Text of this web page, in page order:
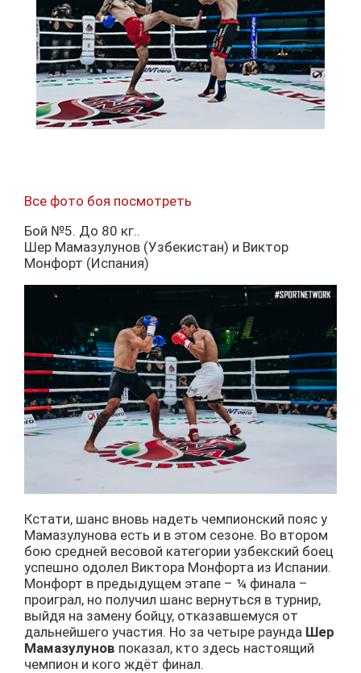
Все фото боя посмотреть
Бой №5. До 80 кг..
Шер Мамазулунов (Узбекистан) и Виктор
Монфорт (Испания)
Кстати, шанс вновь надеть чемпионский пояс у
Мамазулунова есть и в этом сезоне. Во втором
бою средней весовой категории узбекский боец
успешно одолел Виктора Монфорта из Испании.
Монфорт в предыдущем этапе – ¼ финала –
проиграл, но получил шанс вернуться в турнир,
выйдя на замену бойцу, отказавшемуся от
дальнейшего участия. Но за четыре раунда Шер
Мамазулунов показал, кто здесь настоящий
чемпион и кого ждёт финал.